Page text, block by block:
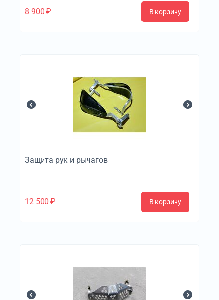
8 900 ₽ В корзину
Защита рук и рычагов
12 500 ₽ В корзину